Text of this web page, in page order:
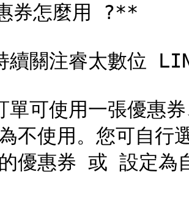
券怎麼用 ?**
續關注睿太數位
可使用一張優惠券
不使用。您可自行
優惠券 或 設定為